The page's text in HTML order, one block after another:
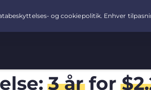
3 årfor$